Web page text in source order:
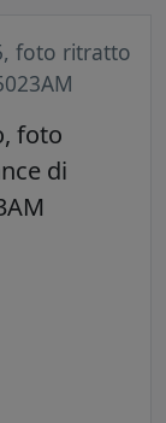
foto ritratto
foto
di